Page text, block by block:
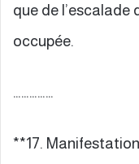
que de l’escalade
occupée.
……………
**17.